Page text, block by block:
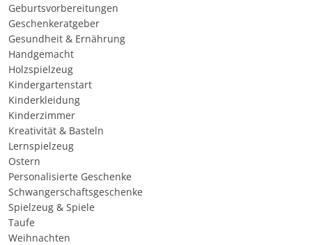
Geburtsvorbereitungen
Geschenkeratgeber
Gesundheit & Ernährung
Handgemacht
Holzspielzeug
Kindergartenstart
Kinderkleidung
Kinderzimmer
Kreativität & Basteln
Lernspielzeug
Ostern
Personalisierte Geschenke
Schwangerschaftsgeschenke
Spielzeug & Spiele
Taufe
Weihnachten